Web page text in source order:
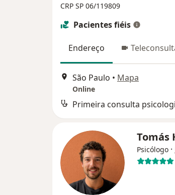
CRP SP 06/119809
Pacientes fiéis
Endereço
São Paulo • Mapa
Online
Primeira consulta
Tomás
Psicólogo ·